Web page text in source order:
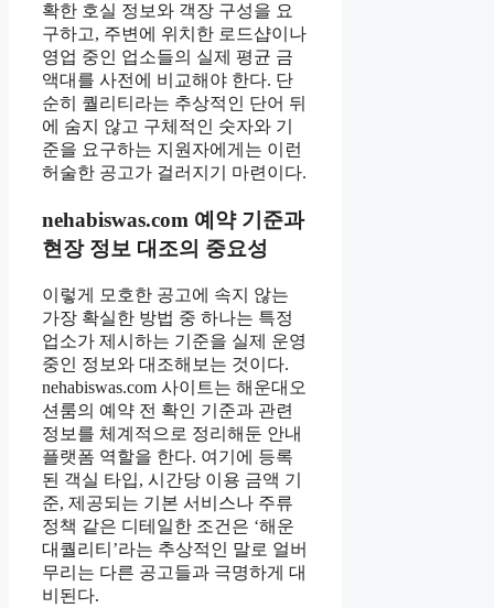
확한 호실 정보와 객장 구성을 요
구하고, 주변에 위치한 로드샵이나
영업 중인 업소들의 실제 평균 금
액대를 사전에 비교해야 한다. 단
순히 퀄리티라는 추상적인 단어 뒤
에 숨지 않고 구체적인 숫자와 기
준을 요구하는 지원자에게는 이런
허술한 공고가 걸러지기 마련이다.
nehabiswas.com 예약 기준과
현장 정보 대조의 중요성
이렇게 모호한 공고에 속지 않는
가장 확실한 방법 중 하나는 특정
업소가 제시하는 기준을 실제 운영
중인 정보와 대조해보는 것이다.
nehabiswas.com 사이트는 해운대오
션룸의 예약 전 확인 기준과 관련
정보를 체계적으로 정리해둔 안내
플랫폼 역할을 한다. 여기에 등록
된 객실 타입, 시간당 이용 금액 기
준, 제공되는 기본 서비스나 주류
정책 같은 디테일한 조건은 ‘해운
대퀄리티’라는 추상적인 말로 얼버
무리는 다른 공고들과 극명하게 대
비된다.